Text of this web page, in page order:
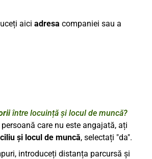
aici adresa companiei sau a
între locuință și locul de muncă?
care nu este angajată, ați
și locul de muncă, selectați "da".
introduceți distanța parcursă și